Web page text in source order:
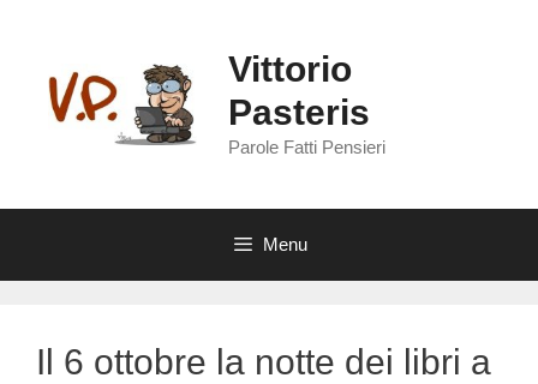
contenuto
Vittorio
Pasteris
Parole Fatti Pensieri
Menu
Il 6 ottobre la notte dei libri a